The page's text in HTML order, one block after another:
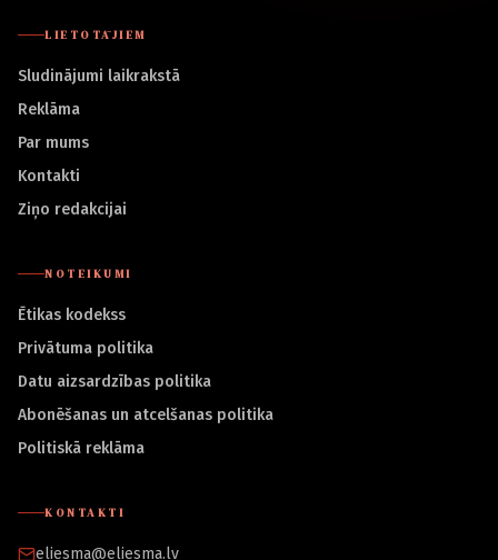
LIETOTĀJIEM
Sludinājumi laikrakstā
Reklāma
Par mums
Kontakti
Ziņo redakcijai
NOTEIKUMI
Ētikas kodekss
Privātuma politika
Datu aizsardzības politika
Abonēšanas un atcelšanas politika
Politiskā reklāma
KONTAKTI
eliesma@eliesma.lv